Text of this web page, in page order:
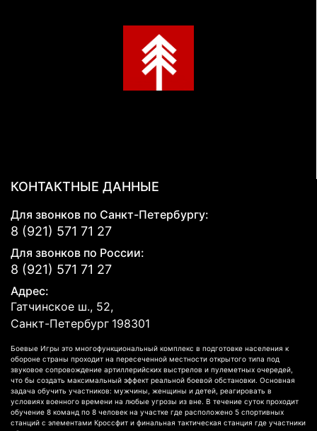
КОНТАКТНЫЕ ДАННЫЕ
Для звонков по Санкт-Петербургу:
8 (921) 571 71 27
Для звонков по России:
8 (921) 571 71 27
Адрес:
Гатчинское ш., 52,
Санкт-Петербург 198301
Боевые Игры это многофункциональный комплекс в подготовке населения к
обороне страны проходит на пересеченной местности открытого типа под
звуковое сопровождение артиллерийских выстрелов и пулеметных очередей,
что бы создать максимальный эффект реальной боевой обстановки. Основная
задача обучить участников: мужчины, женщины и детей, реагировать в
условиях военного времени на любые угрозы из вне. В течение суток проходит
обучение 8 команд по 8 человек на участке где расположено 5 спортивных
станций с элементами Кроссфит и финальная тактическая станция где участники